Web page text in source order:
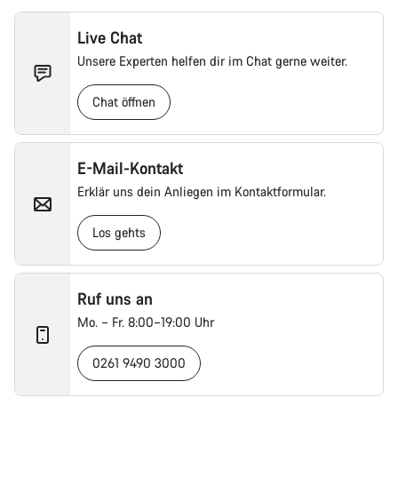
Live Chat
Unsere Experten helfen dir im Chat gerne weiter.
Chat öffnen
E-Mail-Kontakt
Erklär uns dein Anliegen im Kontaktformular.
Los gehts
Ruf uns an
Mo. – Fr. 8:00–19:00 Uhr
0261 9490 3000